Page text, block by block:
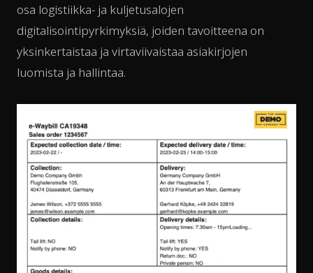
osa logistiikka- ja kuljetusalojen
digitalisointipyrkimyksiä, joiden tavoitteena on
yksinkertaistaa ja virtaviivaistaa asiakirjojen
luomista ja hallintaa.